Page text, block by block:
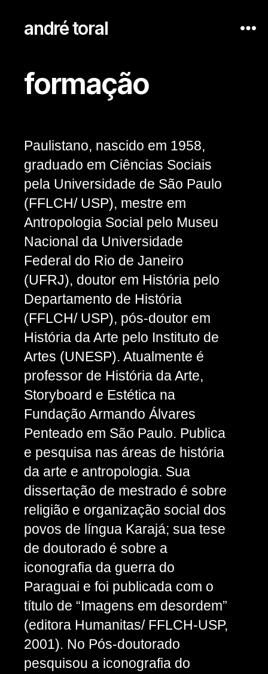
andré toral
formação
Paulistano, nascido em 1958,
graduado em Ciências Sociais
pela Universidade de São Paulo
(FFLCH/ USP), mestre em
Antropologia Social pelo Museu
Nacional da Universidade
Federal do Rio de Janeiro
(UFRJ), doutor em História pelo
Departamento de História
(FFLCH/ USP), pós-doutor em
História da Arte pelo Instituto de
Artes (UNESP). Atualmente é
professor de História da Arte,
Storyboard e Estética na
Fundação Armando Álvares
Penteado em São Paulo. Publica
e pesquisa nas áreas de história
da arte e antropologia. Sua
dissertação de mestrado é sobre
religião e organização social dos
povos de língua Karajá; sua tese
de doutorado é sobre a
iconografia da guerra do
Paraguai e foi publicada com o
título de “Imagens em desordem”
(editora Humanitas/ FFLCH-USP,
2001). No Pós-doutorado
pesquisou a iconografia do